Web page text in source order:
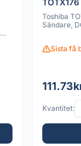
Toshiba
Sändare,
Sista få
Kvantitet: